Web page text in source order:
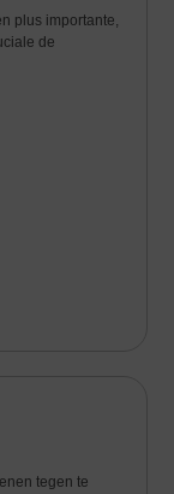
plus importante,
de
tegen te